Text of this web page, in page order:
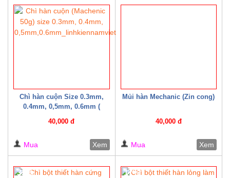
Chì hàn cuộn Size 0.3mm,
0.4mm, 0,5mm, 0.6mm (
40,000 đ
Mua Xem
Mủi hàn Mechanic (Zin cong)
40,000 đ
Mua Xem
33% 17%